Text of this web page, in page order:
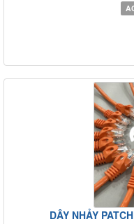
DÂY NHẢY